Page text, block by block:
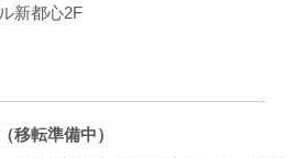
新都心2F
移転準備中）